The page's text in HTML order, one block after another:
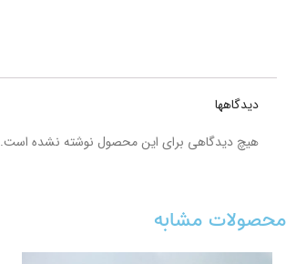
دیدگاهها
هیچ دیدگاهی برای این محصول نوشته نشده است.
محصولات مشابه